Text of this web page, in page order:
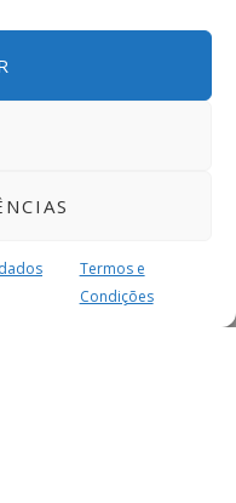
Termos e
Condições